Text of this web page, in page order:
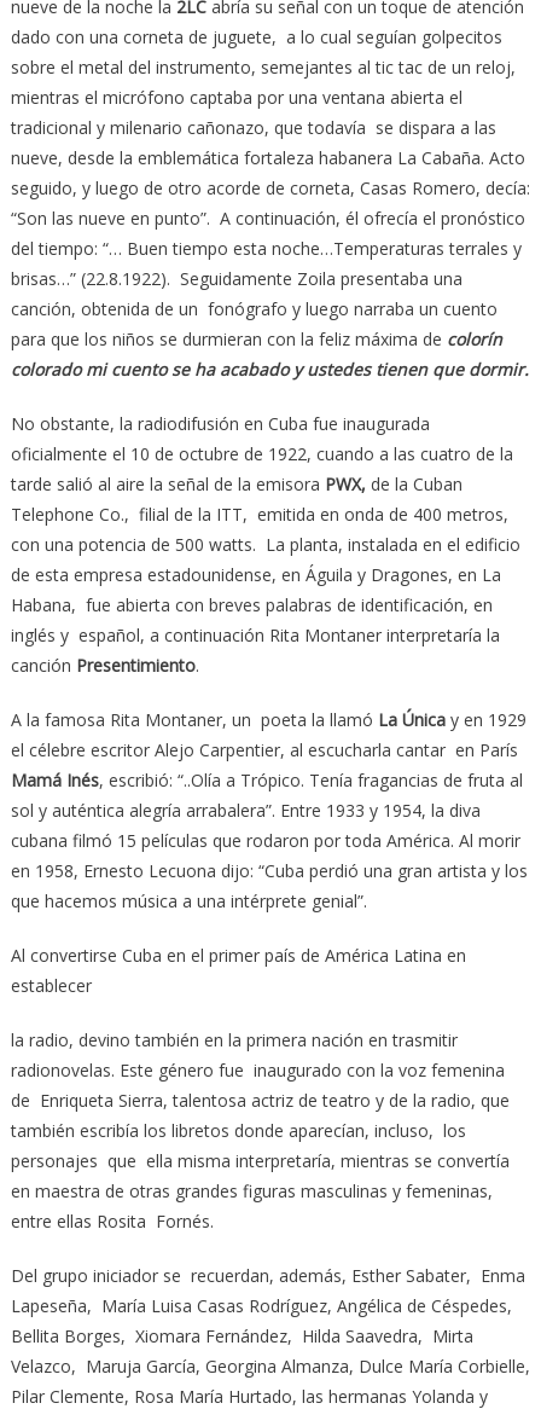
nueve de la noche la 2LCabría su señal con un toque de atención
dado con una corneta de juguete, a lo cual seguían golpecitos
sobre el metal del instrumento, semejantes al tic tac de un reloj,
mientras el micrófono captaba por una ventana abierta el
tradicional y milenario cañonazo, que todavía se dispara a las
nueve, desde la emblemática fortaleza habanera La Cabaña. Acto
seguido, y luego de otro acorde de corneta, Casas Romero, decía:
“Son las nueve en punto”. A continuación, él ofrecía el pronóstico
del tiempo: “… Buen tiempo esta noche…Temperaturas terrales y
brisas…” (22.8.1922). Seguidamente Zoila presentaba una
canción, obtenida de un fonógrafo y luego narraba un cuento
para que los niños se durmieran con la feliz máxima de colorín
colorado mi cuento se ha acabado y ustedes tienen que dormir.
No obstante, la radiodifusión en Cuba fue inaugurada
oficialmente el 10 de octubre de 1922, cuando a las cuatro de la
tarde salió al aire la señal de la emisora PWX, de la Cuban
Telephone Co., filial de la ITT, emitida en onda de 400 metros,
con una potencia de 500 watts. La planta, instalada en el edificio
de esta empresa estadounidense, en Águila y Dragones, en La
Habana, fue abierta con breves palabras de identificación, en
inglés y español, a continuación Rita Montaner interpretaría la
canción Presentimiento.
A la famosa Rita Montaner, un poeta la llamó La Únicay en 1929
el célebre escritor Alejo Carpentier, al escucharla cantar en París
Mamá Inés, escribió: “..Olía a Trópico. Tenía fragancias de fruta al
sol y auténtica alegría arrabalera”. Entre 1933 y 1954, la diva
cubana filmó 15 películas que rodaron por toda América. Al morir
en 1958, Ernesto Lecuona dijo: “Cuba perdió una gran artista y los
que hacemos música a una intérprete genial”.
Al convertirse Cuba en el primer país de América Latina en
establecer
la radio, devino también en la primera nación en trasmitir
radionovelas. Este género fue inaugurado con la voz femenina
de Enriqueta Sierra, talentosa actriz de teatro y de la radio, que
también escribía los libretos donde aparecían, incluso, los
personajes que ella misma interpretaría, mientras se convertía
en maestra de otras grandes figuras masculinas y femeninas,
entre ellas Rosita Fornés.
Del grupo iniciador se recuerdan, además, Esther Sabater, Enma
Lapeseña, María Luisa Casas Rodríguez, Angélica de Céspedes,
Bellita Borges, Xiomara Fernández, Hilda Saavedra, Mirta
Velazco, Maruja García, Georgina Almanza, Dulce María Corbielle,
Pilar Clemente, Rosa María Hurtado, las hermanas Yolanda y